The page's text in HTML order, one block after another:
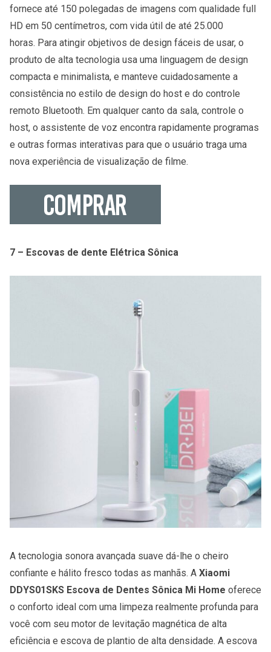
fornece até 150 polegadas de imagens com qualidade full
HD em 50 centímetros, com vida útil de até 25.000
horas. Para atingir objetivos de design fáceis de usar, o
produto de alta tecnologia usa uma linguagem de design
compacta e minimalista, e manteve cuidadosamente a
consistência no estilo de design do host e do controle
remoto Bluetooth. Em qualquer canto da sala, controle o
host, o assistente de voz encontra rapidamente programas
e outras formas interativas para que o usuário traga uma
nova experiência de visualização de filme.
7 – Escovas de dente Elétrica Sônica
A tecnologia sonora avançada suave dá-lhe o cheiro
confiante e hálito fresco todas as manhãs. A Xiaomi
DDYS01SKS Escova de Dentes Sônica Mi Home oferece
o conforto ideal com uma limpeza realmente profunda para
você com seu motor de levitação magnética de alta
eficiência e escova de plantio de alta densidade. A escova